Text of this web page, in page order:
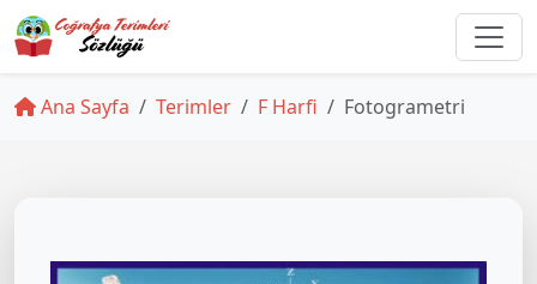
Ana Sayfa Terimler F Harfi Fotogrametri